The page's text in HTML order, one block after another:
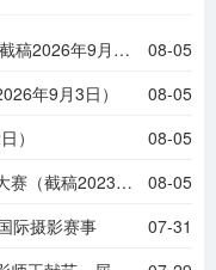
2026黑山MONTENEGRO国际摄影展（截稿2026年9月6日）
08-05
年9月3日）
08-05
）
08-05
2026土耳其第十六届阿尔贝拉国际摄影大赛（截稿2023年9月1日）
08-05
际摄影赛事
07-31